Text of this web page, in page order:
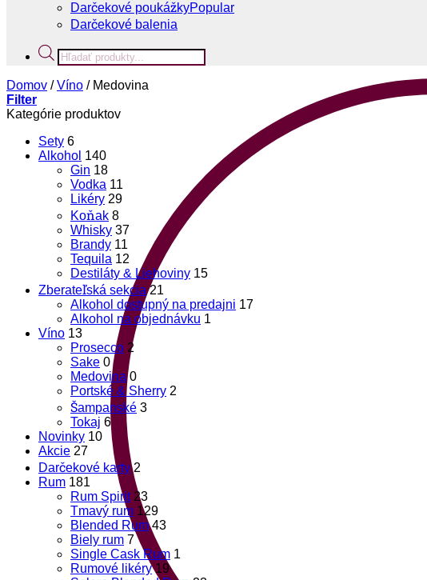
Darčekové poukážky
Darčekové balenia
Products
search
Domov / Víno /Medovina
Filter
Kategórie produktov
Sety 6
Alkohol 140
Gin 18
Vodka 11
Likéry 29
Koňak 8
Whisky 37
Brandy 11
Tequila 12
Destiláty & Liehoviny 15
Zberateľská sekcia 21
Alkohol dostupný na predajni 17
Alkohol na objednávku 1
Víno 13
Prosecco 2
Sake 0
Medovina 0
Portské & Sherry 2
Šampanské 3
Tokaj 6
Novinky 10
Akcie 27
Darčekové karty 2
Rum 181
Rum Spirit 23
Tmavý rum 129
Blended Rum 43
Biely rum 7
Single Cask Rum 1
Rumové likéry 19